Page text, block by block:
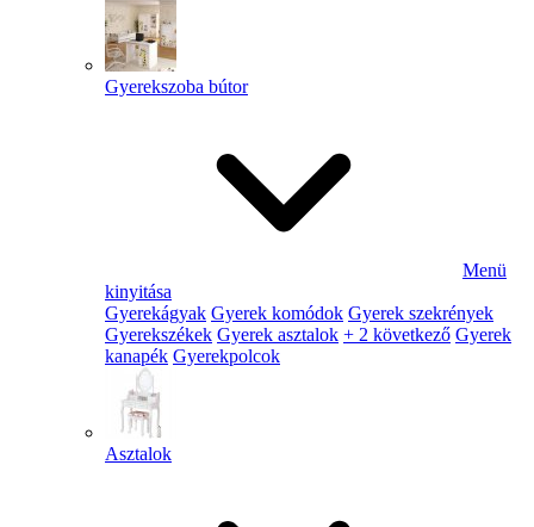
Gyerekszoba bútor
Menü
kinyitása
Gyerekágyak Gyerek komódok Gyerek szekrények
Gyerekszékek Gyerek asztalok + 2 következő Gyerek
kanapék Gyerekpolcok
Asztalok